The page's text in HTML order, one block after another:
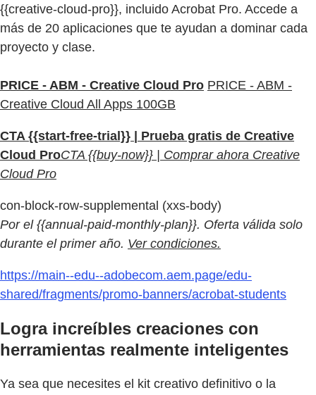
{{creative-cloud-pro}}, incluido Acrobat Pro. Accede a
más de 20 aplicaciones que te ayudan a dominar cada
proyecto y clase.
PRICE - ABM - Creative Cloud Pro PRICE - ABM -
Creative Cloud All Apps 100GB
CTA {{start-free-trial}} | Prueba gratis de Creative
Cloud ProCTA {{buy-now}} | Comprar ahora Creative
Cloud Pro
con-block-row-supplemental (xxs-body)
Por el {{annual-paid-monthly-plan}}. Oferta válida solo
durante el primer año. Ver condiciones.
https://main--edu--adobecom.aem.page/edu-
shared/fragments/promo-banners/acrobat-students
Logra increíbles creaciones con
herramientas realmente inteligentes
Ya sea que necesites el kit creativo definitivo o la